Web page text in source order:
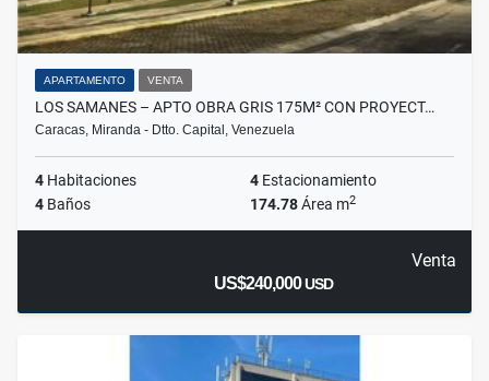
APARTAMENTO VENTA
LOS SAMANES – APTO OBRA GRIS 175M² CON PROYECT…
Caracas, Miranda - Dtto. Capital, Venezuela
4 Habitaciones 4 Estacionamiento
4 Baños 174.78Área m2
Venta
US$240,000USD